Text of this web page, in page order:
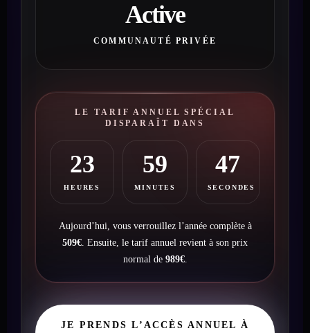
Active
COMMUNAUTÉ PRIVÉE
LE TARIF ANNUEL SPÉCIAL
DISPARAÎT DANS
23
HEURES
59
MINUTES
41
SECONDES
Aujourd’hui, vous verrouillez l’année complète à
509€. Ensuite, le tarif annuel revient à son prix
normal de 989€.
JE PRENDS L’ACCÈS ANNUEL À